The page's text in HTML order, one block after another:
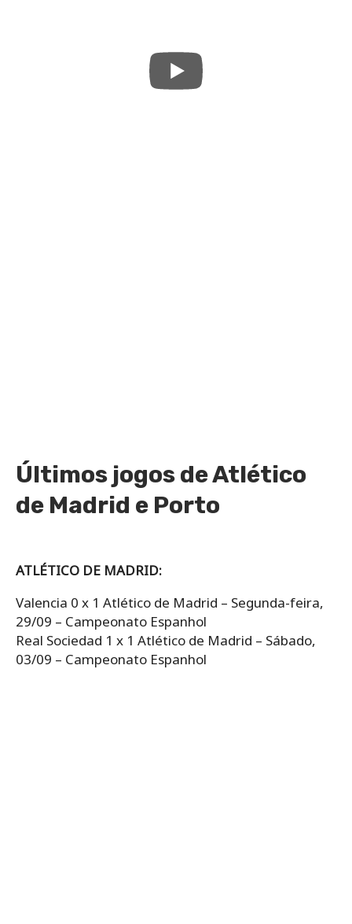
Últimos jogos de Atlético
de Madrid e Porto
ATLÉTICO DE MADRID:
Valencia 0 x 1 Atlético de Madrid – Segunda-feira,
29/09 – Campeonato Espanhol
Real Sociedad 1 x 1 Atlético de Madrid – Sábado,
03/09 – Campeonato Espanhol